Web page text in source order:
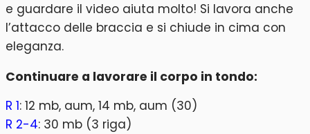
e guardare il video aiuta molto! Si lavora anche
l’attacco delle braccia e si chiude in cima con
eleganza.
Continuare a lavorare il corpo in tondo:
R 1: 12 mb, aum, 14 mb, aum (30)
R 2-4: 30 mb (3 riga)